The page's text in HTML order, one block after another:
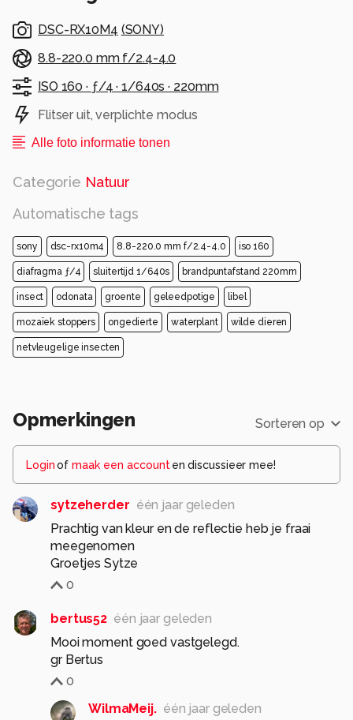
DSC-RX10M4 (SONY)
8.8-220.0 mm f/2.4-4.0
ISO 160 · ƒ/4 ·1/640s · 220mm
Flitser uit, verplichte modus
Alle foto informatie tonen
Categorie Natuur
Automatische tags
sony dsc-rx10m4 8.8-220.0 mm f/2.4-4.0 iso 160
diafragma ƒ/4 sluitertijd 1/640s brandpuntafstand 220mm
insect odonata groente geleedpotige libel
mozaïek stoppers ongedierte waterplant wilde dieren
netvleugelige insecten
Opmerkingen Sorteren op
Loginof maak een account en discussieer mee!
sytzeherder één jaar geleden
Prachtig van kleur en de reflectie heb je fraai
meegenomen
Groetjes Sytze
0
bertus52 één jaar geleden
Mooi moment goed vastgelegd.
gr Bertus
0
WilmaMeij. één jaar geleden